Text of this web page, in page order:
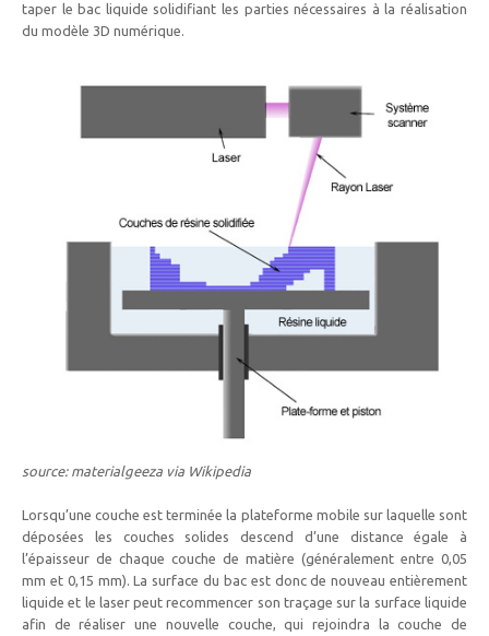
taper le bac liquide solidifiant les parties nécessaires à la réalisation
du modèle 3D numérique.
source: materialgeeza via Wikipedia
Lorsqu’une couche est terminée la plateforme mobile sur laquelle sont
déposées les couches solides descend d’une distance égale à
l’épaisseur de chaque couche de matière (généralement entre 0,05
mm et 0,15 mm). La surface du bac est donc de nouveau entièrement
liquide et le laser peut recommencer son traçage sur la surface liquide
afin de réaliser une nouvelle couche, qui rejoindra la couche de